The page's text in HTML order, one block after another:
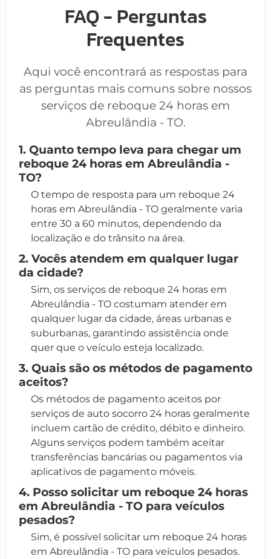
FAQ - Perguntas
Frequentes
Aqui você encontrará as respostas para
as perguntas mais comuns sobre nossos
serviços de reboque 24 horas em
Abreulândia - TO.
1. Quanto tempo leva para chegar um
reboque 24 horas em Abreulândia -
TO?
O tempo de resposta para um reboque 24
horas em Abreulândia - TO geralmente varia
entre 30 a 60 minutos, dependendo da
localização e do trânsito na área.
2. Vocês atendem em qualquer lugar
da cidade?
Sim, os serviços de reboque 24 horas em
Abreulândia - TO costumam atender em
qualquer lugar da cidade, áreas urbanas e
suburbanas, garantindo assistência onde
quer que o veículo esteja localizado.
3. Quais são os métodos de pagamento
aceitos?
Os métodos de pagamento aceitos por
serviços de auto socorro 24 horas geralmente
incluem cartão de crédito, débito e dinheiro.
Alguns serviços podem também aceitar
transferências bancárias ou pagamentos via
aplicativos de pagamento móveis.
4. Posso solicitar um reboque 24 horas
em Abreulândia - TO para veículos
pesados?
Sim, é possível solicitar um reboque 24 horas
em Abreulândia - TO para veículos pesados.